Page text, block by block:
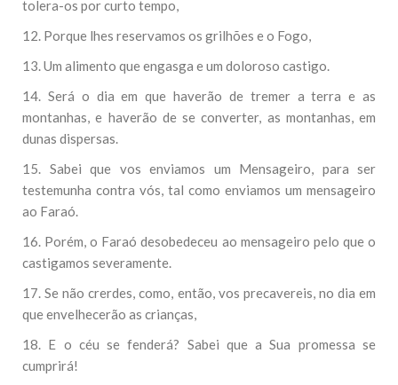
tolera-os por curto tempo,
12. Porque lhes reservamos os grilhões e o Fogo,
13. Um alimento que engasga e um doloroso castigo.
14. Será o dia em que haverão de tremer a terra e as
montanhas, e haverão de se converter, as montanhas, em
dunas dispersas.
15. Sabei que vos enviamos um Mensageiro, para ser
testemunha contra vós, tal como enviamos um mensageiro
ao Faraó.
16. Porém, o Faraó desobedeceu ao mensageiro pelo que o
castigamos severamente.
17. Se não crerdes, como, então, vos precavereis, no dia em
que envelhecerão as crianças,
18. E o céu se fenderá? Sabei que a Sua promessa se
cumprirá!